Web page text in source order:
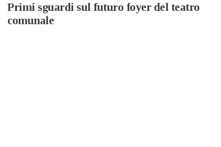
Primi sguardi sul futuro foyer del teatro
comunale